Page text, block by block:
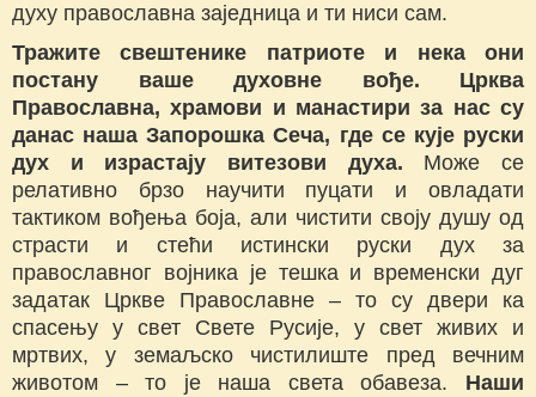
духу православна заједница и ти ниси сам.
Тражите свештенике патриоте и нека они
постану ваше духовне вође. Црква
Православна, храмови и манастири за нас су
данас наша Запорошка Сеча, где се кује руски
дух и израстају витезови духа. Може се
релативно брзо научити пуцати и овладати
тактиком вођења боја, али чистити своју душу од
страсти и стећи истински руски дух за
православног војника је тешка и временски дуг
задатак Цркве Православне – то су двери ка
спасењу у свет Свете Русије, у свет живих и
мртвих, у земаљско чистилиште пред вечним
животом – то је наша света обавеза. Наши